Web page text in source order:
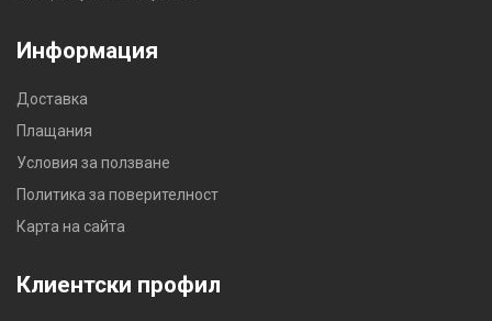
Информация
Доставка
Плащания
Условия за ползване
Политика за поверителност
Карта на сайта
Клиентски профил